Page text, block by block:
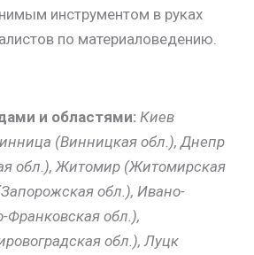
инструментом в руках
по материаловедению.
и областями: Киев
(Винницкая обл.), Днепр
обл.), Житомир (Житомирская
обл.), Ивано-
обл.),
обл.), Луцк